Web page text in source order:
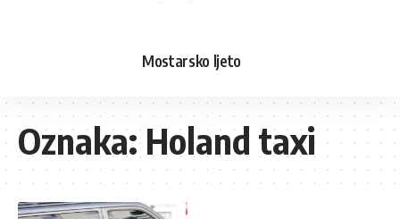
Mostarsko ljeto
Oznaka:Holand taxi